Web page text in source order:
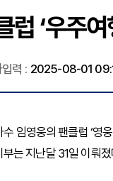
럽 ‘우주
력 : 2025-08-01
임영웅의 팬클럽 ‘영
는 지난달 31일 이뤄졌